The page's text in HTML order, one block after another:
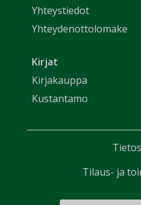
Yhteystiedot
Yhteydenottolomake
Kirjat
Kirjakauppa
Kustantamo
Tilaus- ja